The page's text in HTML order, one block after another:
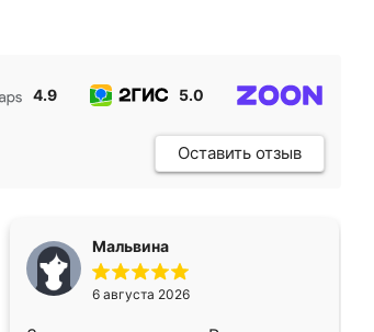
4.9 5.0
Оставить отзыв
Мальвина
6 августа 2026